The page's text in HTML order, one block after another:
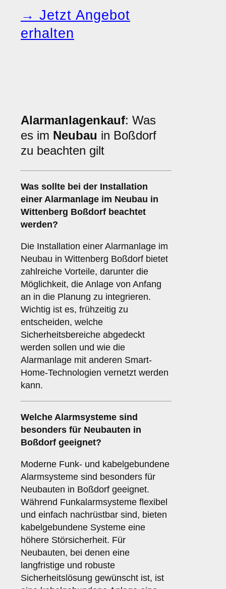
→ Jetzt Angebot
erhalten
Alarmanlagenkauf: Was
es im Neubau in Boßdorf
zu beachten gilt
Was sollte bei der Installation
einer Alarmanlage im Neubau in
Wittenberg Boßdorf beachtet
werden?
Die Installation einer Alarmanlage im
Neubau in Wittenberg Boßdorf bietet
zahlreiche Vorteile, darunter die
Möglichkeit, die Anlage von Anfang
an in die Planung zu integrieren.
Wichtig ist es, frühzeitig zu
entscheiden, welche
Sicherheitsbereiche abgedeckt
werden sollen und wie die
Alarmanlage mit anderen Smart-
Home-Technologien vernetzt werden
kann.
Welche Alarmsysteme sind
besonders für Neubauten in
Boßdorf geeignet?
Moderne Funk- und kabelgebundene
Alarmsysteme sind besonders für
Neubauten in Boßdorf geeignet.
Während Funkalarmsysteme flexibel
und einfach nachrüstbar sind, bieten
kabelgebundene Systeme eine
höhere Störsicherheit. Für
Neubauten, bei denen eine
langfristige und robuste
Sicherheitslösung gewünscht ist, ist